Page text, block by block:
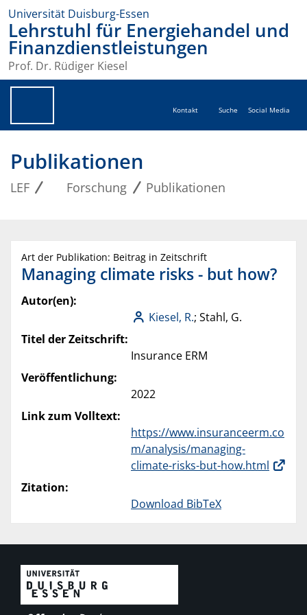
Universität Duisburg-Essen
Lehrstuhl für Energiehandel und
Finanzdienstleistungen
Prof. Dr. Rüdiger Kiesel
Kontakt Suche Social Media
Publikationen
LEF Forschung Publikationen
Art der Publikation: Beitrag in Zeitschrift
Managing climate risks - but how?
Autor(en):
Kiesel, R.; Stahl, G.
Titel der Zeitschrift:
Insurance ERM
Veröffentlichung:
2022
Link zum Volltext:
https://www.insuranceerm.co
m/analysis/managing-
climate-risks-but-how.html
Zitation:
Download BibTeX